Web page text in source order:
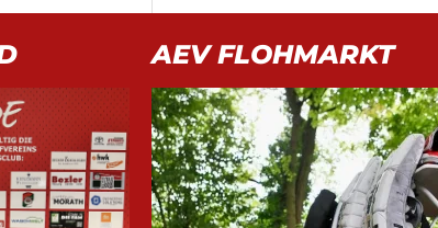
AEV FLOHMARKT